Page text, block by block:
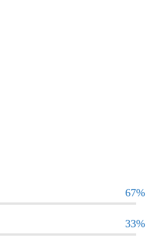
67%
33%